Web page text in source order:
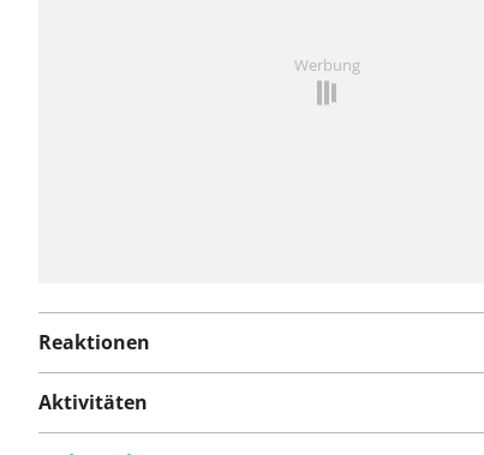
Werbung
Reaktionen
Aktivitäten